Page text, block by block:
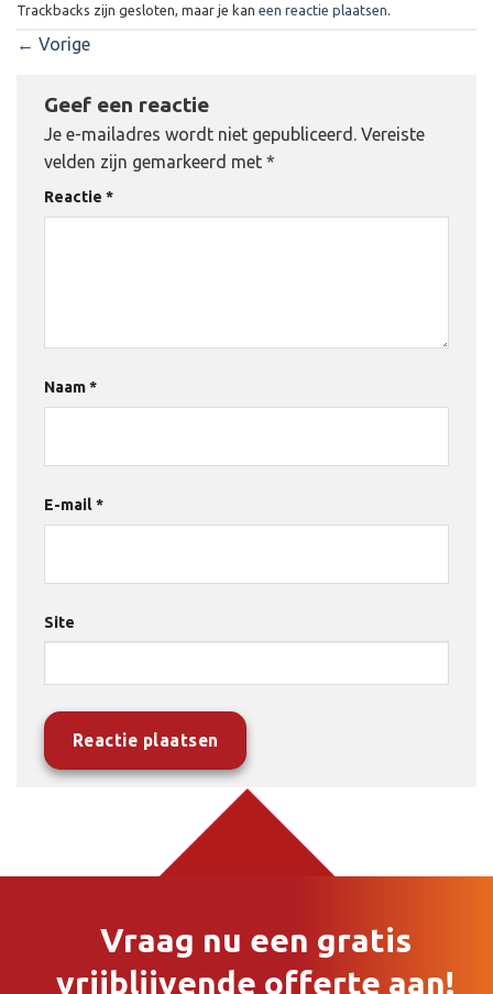
Trackbacks zijn gesloten, maar je kan een reactie plaatsen
← Vorige
Geef een reactie
Je e-mailadres wordt niet gepubliceerd. Vereiste
velden zijn gemarkeerd met *
Reactie *
Naam*
E-mail*
Site
Vraag nu een gratis
vrijblijvende offerte aan!